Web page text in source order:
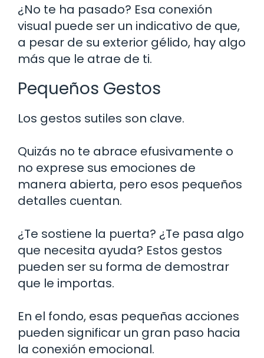
¿No te ha pasado? Esa conexión
visual puede ser un indicativo de que,
a pesar de su exterior gélido, hay algo
más que le atrae de ti.
Pequeños Gestos
Los gestos sutiles son clave.
Quizás no te abrace efusivamente o
no exprese sus emociones de
manera abierta, pero esos pequeños
detalles cuentan.
¿Te sostiene la puerta? ¿Te pasa algo
que necesita ayuda? Estos gestos
pueden ser su forma de demostrar
que le importas.
En el fondo, esas pequeñas acciones
pueden significar un gran paso hacia
la conexión emocional.